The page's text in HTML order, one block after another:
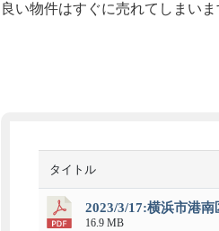
良い物件はすぐに売れてしまい
タイトル
2023/3/17:横浜市港南
16.9 MB